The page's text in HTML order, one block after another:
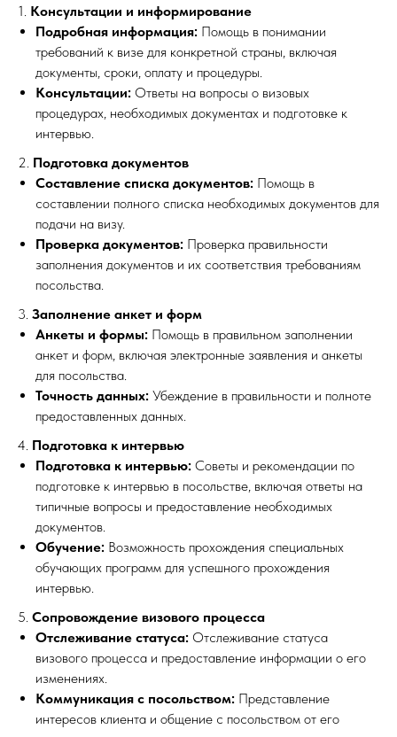
1. Консультации и информирование
Подробная информация: Помощь в понимании
требований к визе для конкретной страны, включая
документы, сроки, оплату и процедуры.
Консультации: Ответы на вопросы о визовых
процедурах, необходимых документах и подготовке к
интервью.
2. Подготовка документов
Составление списка документов: Помощь в
составлении полного списка необходимых документов для
подачи на визу.
Проверка документов: Проверка правильности
заполнения документов и их соответствия требованиям
посольства.
3. Заполнение анкет и форм
Анкеты и формы: Помощь в правильном заполнении
анкет и форм, включая электронные заявления и анкеты
для посольства.
Точность данных: Убеждение в правильности и полноте
предоставленных данных.
4. Подготовка к интервью
Подготовка к интервью: Советы и рекомендации по
подготовке к интервью в посольстве, включая ответы на
типичные вопросы и предоставление необходимых
документов.
Обучение: Возможность прохождения специальных
обучающих программ для успешного прохождения
интервью.
5. Сопровождение визового процесса
Отслеживание статуса: Отслеживание статуса
визового процесса и предоставление информации о его
изменениях.
Коммуникация с посольством: Представление
интересов клиента и общение с посольством от его